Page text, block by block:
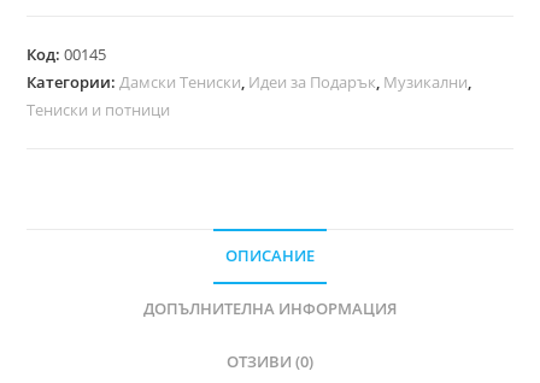
Код:00145
Категории: Дамски Тениски Идеи за Подарък Музикални
Тениски и потници
ОПИСАНИЕ
ДОПЪЛНИТЕЛНА ИНФОРМАЦИЯ
ОТЗИВИ (0)